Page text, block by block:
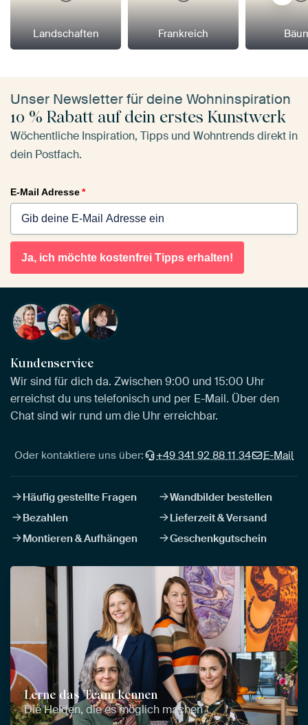
Landschaften Frankreich
Unser Newsletter für deine Wohninspiration
10 % Rabatt auf dein erstes Kunstwerk
Wöchentliche Inspiration, Tipps und Wohntrends direkt in
dein Postfach.
E-Mail Adresse*
Ja, ich möchte kostenfrei Tipps erhalten!
Kundenservice
Wir sind für dich da. Zwischen 9:00 und 15:00 Uhr
erreichst du uns telefonisch und per E-Mail. Über den
Chat sind wir rund um die Uhr erreichbar.
Oder kontaktiere uns über: +49 341 92 88 11 34 E-Mail
Häufig gestellte Fragen
Wandbilder bestellen
Bezahlen
Lieferzeit & Versand
Montieren & Aufhängen
Geschenkgutschein
Lerne das Team kennen
Die Helden, die es möglich machen